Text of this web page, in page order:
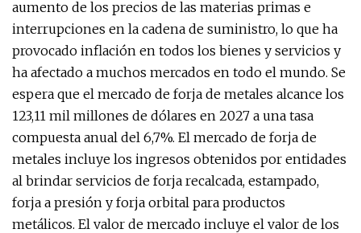
aumento de los precios de las materias primas e
interrupciones en la cadena de suministro, lo que ha
provocado inflación en todos los bienes y servicios y
ha afectado a muchos mercados en todo el mundo. Se
espera que el mercado de forja de metales alcance los
123,11 mil millones de dólares en 2027 a una tasa
compuesta anual del 6,7%. El mercado de forja de
metales incluye los ingresos obtenidos por entidades
al brindar servicios de forja recalcada, estampado,
forja a presión y forja orbital para productos
metálicos. El valor de mercado incluye el valor de los